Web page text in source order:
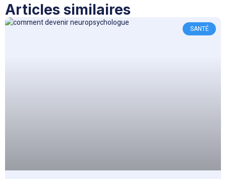
Articles similaires
SANTÉ